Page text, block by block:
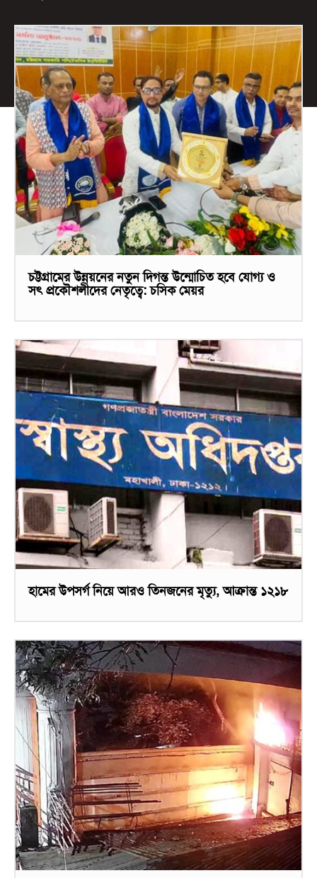
চট্টগ্রামের উন্নয়নের নতুন দিগন্ত উন্মোচিত হবে যোগ্য ও
সৎ প্রকৌশলীদের নেতৃত্বে: চসিক মেয়র
হামের উপসর্গ নিয়ে আরও তিনজনের মৃত্যু, আক্রান্ত ১২১৮